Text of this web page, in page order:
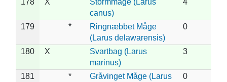
canus)
179 *
Ringnæbbet Måge
(Larus delawarensis)
0
180 X
Svartbag (Larus
marinus)
3
181 *
Gråvinget Måge (Larus
0